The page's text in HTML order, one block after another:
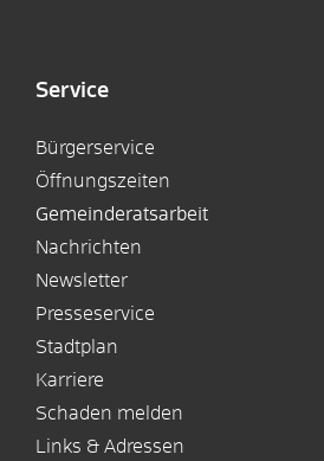
Service
Bürgerservice
Öffnungszeiten
Gemeinderatsarbeit
Nachrichten
Newsletter
Presseservice
Stadtplan
Karriere
Schaden melden
Links & Adressen